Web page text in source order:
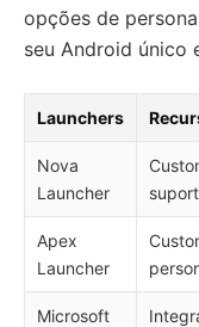
opções de
seu Android único
Launchers
Nova
Launcher
Apex
Launcher
Microsoft